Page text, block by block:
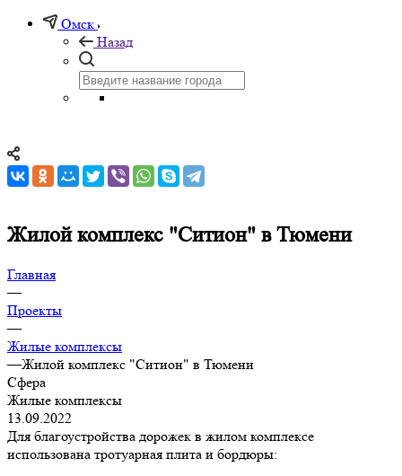
Омск
Назад
Жилой комплекс "Ситион" в Тюмени
Главная
—
Проекты
—
Жилые комплексы
—Жилой комплекс "Ситион" в Тюмени
Сфера
Жилые комплексы
13.09.2022
Для благоустройства дорожек в жилом комплексе
использована тротуарная плита и бордюры: